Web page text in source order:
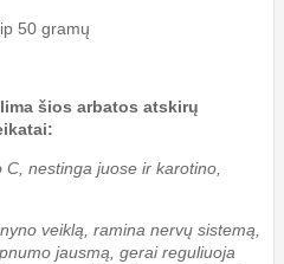
50 gramų
šios arbatos atskirų
nestinga juose ir karotino,
veiklą, ramina nervų sistemą,
jausmą, gerai reguliuoja